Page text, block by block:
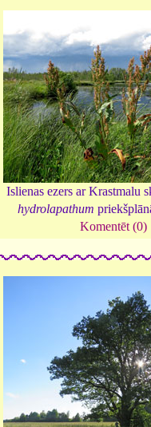
Islienas ezers ar Krastmalu
hydrolapathum
Komentēt (0)